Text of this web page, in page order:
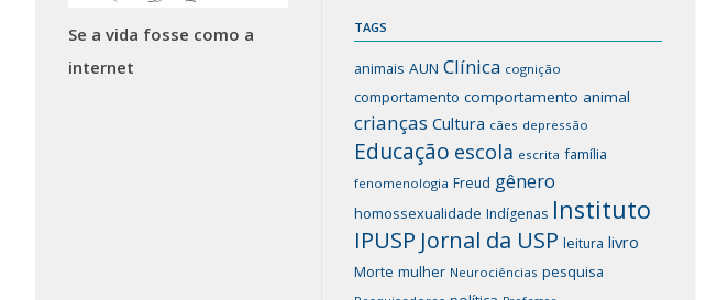
TAGS
animais AUN Clínica cognição
comportamento comportamento animal
crianças Cultura cães depressão
Educação escola escrita família
fenomenologia Freud gênero
homossexualidade Indígenas Instituto
IPUSP Jornal da USP leitura livro
Morte mulher Neurociências pesquisa
Se a vida fosse como a
internet